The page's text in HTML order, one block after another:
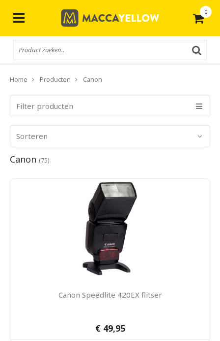
0
Home Producten Canon
Filter producten
Sorteren
Canon (75)
Canon Speedlite 420EX flitser
€ 49,95